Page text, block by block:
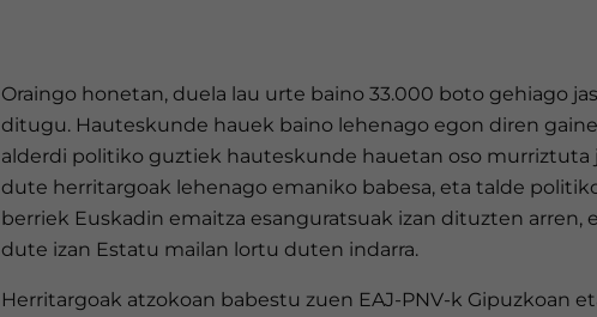
Oraingo honetan, duela lau urte baino 33.000 boto gehiago
ditugu. Hauteskunde hauek baino lehenago egon diren
alderdi politiko guztiek hauteskunde hauetan oso murriztuta
dute herritargoak lehenago emaniko babesa, eta talde
berriek Euskadin emaitza esanguratsuak izan dituzten arren,
dute izan Estatu mailan lortu duten indarra.
Herritargoak atzokoan babestu zuen EAJ-PNV-k Gipuzkoan